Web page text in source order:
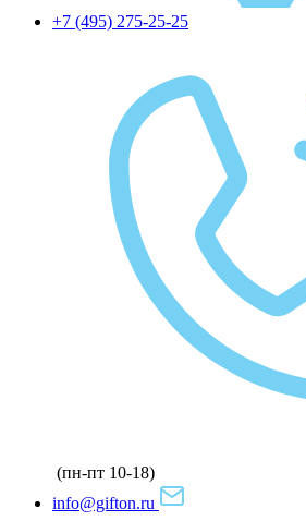
+7 (495) 275-25-25
(пн-пт 10-18)
info@gifton.ru